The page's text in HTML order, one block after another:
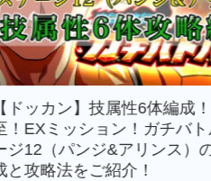
技属性6体編成！激闘必
ョン！ガチバトル2ステ
ンジ&アリンス）の攻略編
ご紹介！